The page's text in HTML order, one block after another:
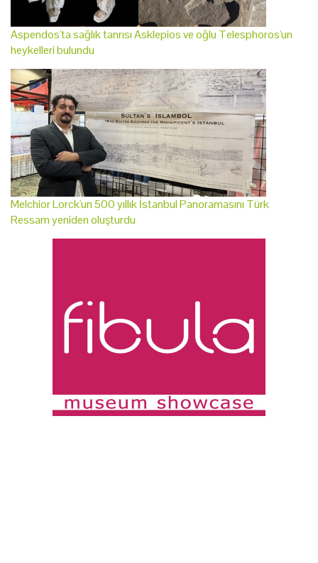
Aspendos'ta sağlık tanrısı Asklepios ve oğlu Telesphoros'un
heykelleri bulundu
Melchior Lorck'un 500 yıllık İstanbul Panoramasını Türk
Ressam yeniden oluşturdu